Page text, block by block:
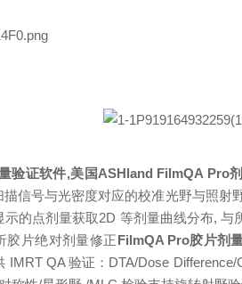
验证软件,美国ASHland FilmQA Pro
描信号与光密度对应的校准光野与照射
的点剂量获取2D 等剂量曲线分布, 与
胶片绝对剂量修正FilmQA Pro胶片剂
IMRT QA 验证： DTA/Dose